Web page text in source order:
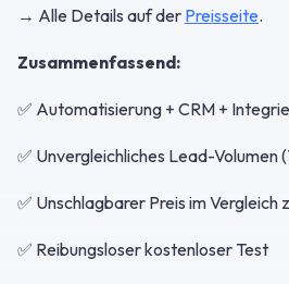
→ Alle Details auf der Preisseite.
Zusammenfassend:
✅ Automatisierung + CRM +
✅ Unvergleichliches Lead-Volumen
✅ Unschlagbarer Preis im
✅ Reibungsloser kostenloser Test